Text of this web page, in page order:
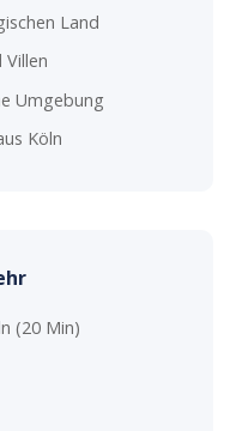
Land
Villen
Umgebung
Köln
(20 Min)